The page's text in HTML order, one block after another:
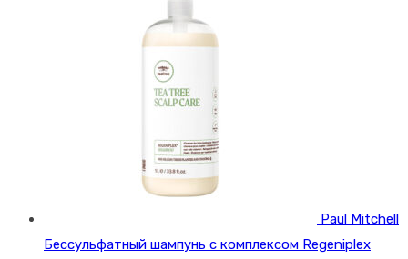
Paul Mitchell
Бессульфатный шампунь с комплексом Regeniplex